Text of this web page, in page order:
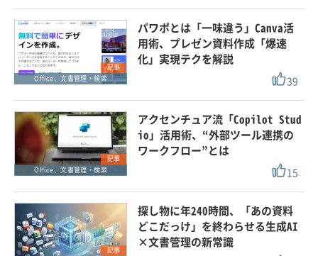
記事
Office、文書管理・検索
パワポとは「一味違う」Canva活
用術、プレゼン資料作成「爆速
化」実現テクを解説
39
記事
Office、文書管理・検索
アクセンチュア流「Copilot Stud
io」活用術、“外部ツール連携の
ワークフロー”とは
15
記事
探し物に年240時間、「あの資料
どこだっけ」を終わらせる生成AI
×文書管理の新常識